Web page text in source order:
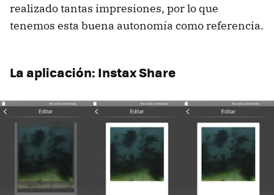
realizado tantas impresiones, por lo que
tenemos esta buena autonomía como referencia.
La aplicación: Instax Share